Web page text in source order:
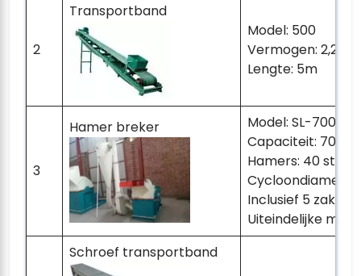
2
Transportband
Model: 500
Vermogen: 2,2 kW
Lengte: 5m
3
Hamer breker
Model: SL-700
Capaciteit: 700-
Hamers: 40 st
Inclusief 5
Uiteindelijke
Schroef transportband